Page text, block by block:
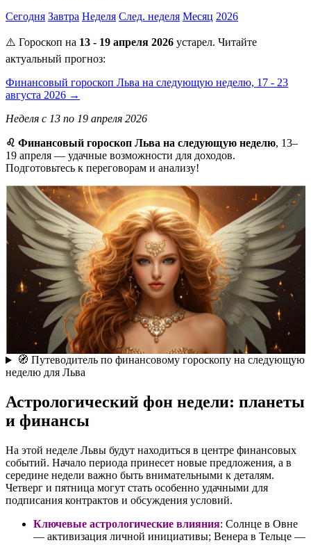
Сегодня Завтра Неделя След. неделя Месяц 2026
⚠️ Гороскоп на 13 - 19 апреля 2026 устарел. Читайте
актуальный прогноз:
Финансовый гороскоп Льва на следующую неделю, 17 - 23
августа 2026 →
Неделя с 13 по 19 апреля 2026
♌ Финансовый гороскоп Льва на следующую неделю, 13–
19 апреля — удачные возможности для доходов.
Подготовьтесь к переговорам и анализу!
🧭 Путеводитель по финансовому гороскопу на следующую
неделю для Льва
Астрологический фон недели: планеты
и финансы
На этой неделе Львы будут находиться в центре финансовых
событий. Начало периода принесет новые предложения, а в
середине недели важно быть внимательными к деталям.
Четверг и пятница могут стать особенно удачными для
подписания контрактов и обсуждения условий.
Ключевые астрологические влияния: Солнце в Овне
— активизация личной инициативы; Венера в Тельце —